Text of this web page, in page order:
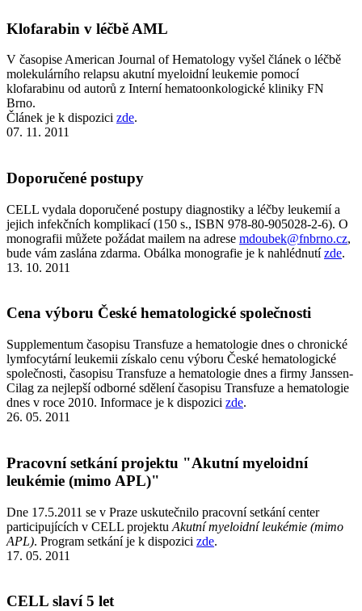
Klofarabin v léčbě AML
V časopise American Journal of Hematology vyšel článek o léčbě
molekulárního relapsu akutní myeloidní leukemie pomocí
klofarabinu od autorů z Interní hematoonkologické kliniky FN
Brno.
Článek je k dispozici zde.
07. 11. 2011
Doporučené postupy
CELL vydala doporučené postupy diagnostiky a léčby leukemií a
jejich infekčních komplikací (150 s., ISBN 978-80-905028-2-6). O
monografii můžete požádat mailem na adrese mdoubek@fnbrno.cz,
bude vám zaslána zdarma. Obálka monografie je k nahlédnutízde.
13. 10. 2011
Cena výboru České hematologické společnosti
Supplementum časopisu Transfuze a hematologie dnes o chronické
lymfocytární leukemii získalo cenu výboru České hematologické
společnosti, časopisu Transfuze a hematologie dnes a firmy Janssen-
Cilag za nejlepší odborné sdělení časopisu Transfuze a hematologie
dnes v roce 2010. Informace je k dispozici zde.
26. 05. 2011
Pracovní setkání projektu "Akutní myeloidní
leukémie (mimo APL)"
Dne 17.5.2011 se v Praze uskutečnilo pracovní setkání center
participujících v CELL projektu Akutní myeloidní leukémie (mimo
APL). Program setkání je k dispozici zde.
17. 05. 2011
CELL slaví 5 let